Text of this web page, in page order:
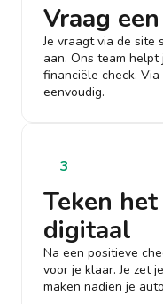
Vraag
Je vraagt via de site
aan. Ons team
financiële check.
eenvoudig.
3
Teken
digitaal
Na een positieve
voor je klaar. Je zet
maken nadien je